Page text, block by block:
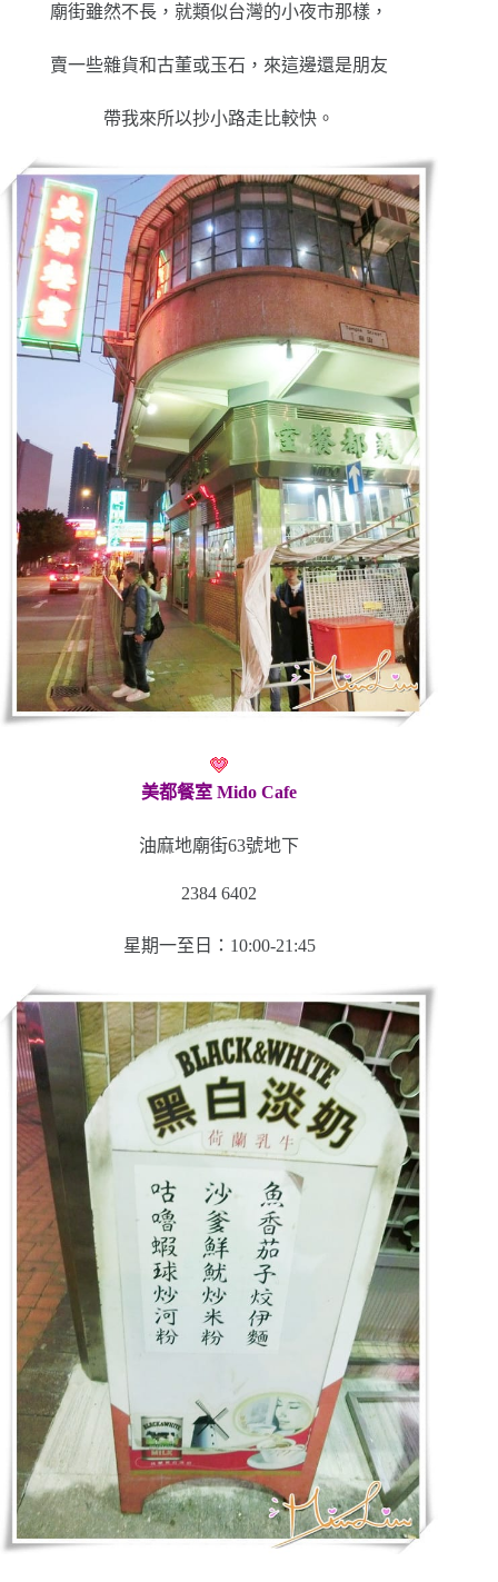
廟街雖然不長，就類似台灣的小夜市那樣，
賣一些雜貨和古董或玉石，來這邊還是朋友
帶我來所以抄小路走比較快 。
美都餐室 Mido Cafe
油麻地廟街63號地下
2384 6402
星期一至日：10:00-21:45